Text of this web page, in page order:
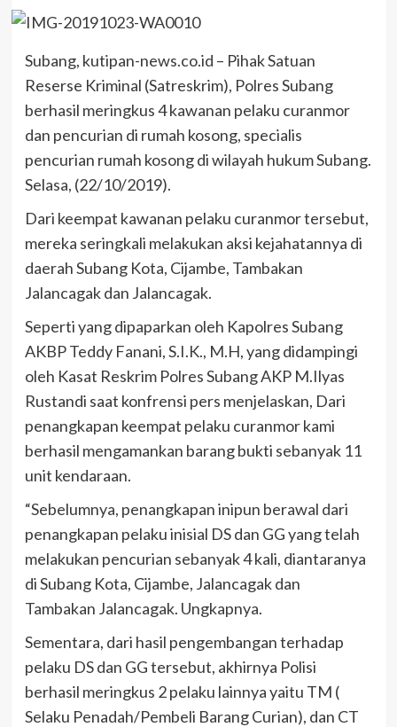
Subang, kutipan-news.co.id – Pihak Satuan
Reserse Kriminal (Satreskrim), Polres Subang
berhasil meringkus 4 kawanan pelaku curanmor
dan pencurian di rumah kosong, specialis
pencurian rumah kosong di wilayah hukum Subang.
Selasa, (22/10/2019).
Dari keempat kawanan pelaku curanmor tersebut,
mereka seringkali melakukan aksi kejahatannya di
daerah Subang Kota, Cijambe, Tambakan
Jalancagak dan Jalancagak.
Seperti yang dipaparkan oleh Kapolres Subang
AKBP Teddy Fanani, S.I.K., M.H, yang didampingi
oleh Kasat Reskrim Polres Subang AKP M.Ilyas
Rustandi saat konfrensi pers menjelaskan, Dari
penangkapan keempat pelaku curanmor kami
berhasil mengamankan barang bukti sebanyak 11
unit kendaraan.
“Sebelumnya, penangkapan inipun berawal dari
penangkapan pelaku inisial DS dan GG yang telah
melakukan pencurian sebanyak 4 kali, diantaranya
di Subang Kota, Cijambe, Jalancagak dan
Tambakan Jalancagak. Ungkapnya.
Sementara, dari hasil pengembangan terhadap
pelaku DS dan GG tersebut, akhirnya Polisi
berhasil meringkus 2 pelaku lainnya yaitu TM (
Selaku Penadah/Pembeli Barang Curian), dan CT